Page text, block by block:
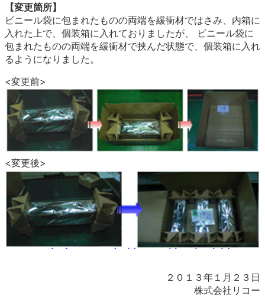
【変更箇所】
ビニール袋に包まれたものの両端を緩衝材ではさみ、内箱に
入れた上で、個装箱に入れておりましたが、 ビニール袋に
包まれたものの両端を緩衝材で挟んだ状態で、個装箱に入れ
るようになりました。
<変更前>
<変更後>
２０１３年１月２３日
株式会社リコー